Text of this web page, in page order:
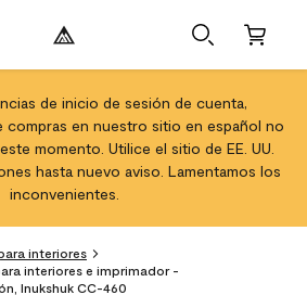
de inicio de sesión de cuenta,
en nuestro sitio en español no
momento. Utilice el sitio de EE. UU.
hasta nuevo aviso. Lamentamos los
inconvenientes.
interiores
interiores e imprimador -
Inukshuk CC-460